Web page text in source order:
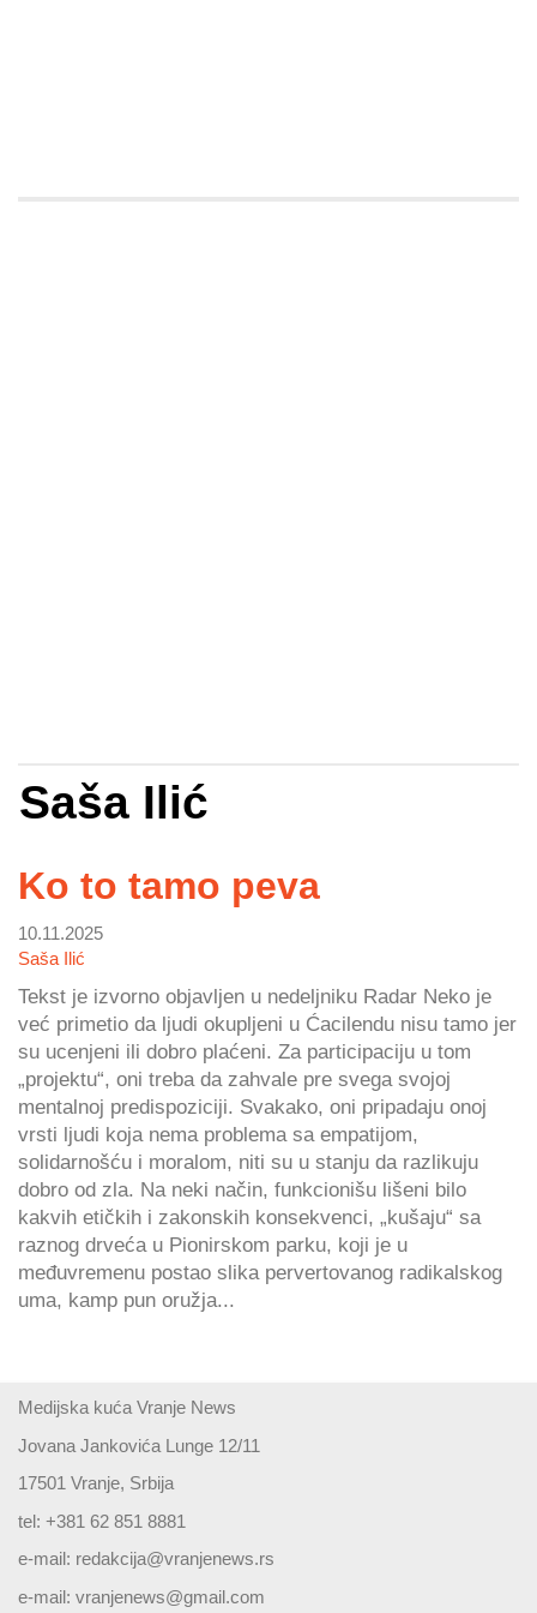
Saša Ilić
Ko to tamo peva
10.11.2025
Saša Ilić
Tekst je izvorno objavljen u nedeljniku Radar Neko je
već primetio da ljudi okupljeni u Ćacilendu nisu tamo jer
su ucenjeni ili dobro plaćeni. Za participaciju u tom
„projektu“, oni treba da zahvale pre svega svojoj
mentalnoj predispoziciji. Svakako, oni pripadaju onoj
vrsti ljudi koja nema problema sa empatijom,
solidarnošću i moralom, niti su u stanju da razlikuju
dobro od zla. Na neki način, funkcionišu lišeni bilo
kakvih etičkih i zakonskih konsekvenci, „kušaju“ sa
raznog drveća u Pionirskom parku, koji je u
međuvremenu postao slika pervertovanog radikalskog
uma, kamp pun oružja...
Medijska kuća Vranje News
Jovana Jankovića Lunge 12/11
17501 Vranje, Srbija
tel: +381 62 851 8881
e-mail: redakcija@vranjenews.rs
e-mail: vranjenews@gmail.com